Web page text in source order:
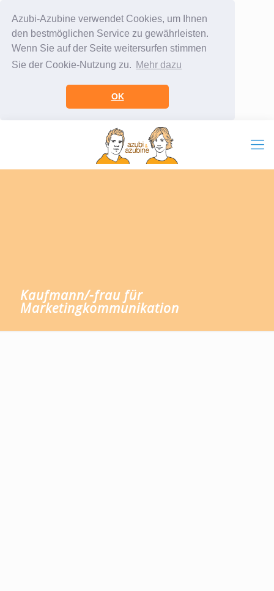
Azubi-Azubine verwendet Cookies, um Ihnen
den bestmöglichen Service zu gewährleisten.
Wenn Sie auf der Seite weitersurfen stimmen
Sie der Cookie-Nutzung zu. Mehr dazu
OK
Kaufmann/-frau für
Marketingkommunikation